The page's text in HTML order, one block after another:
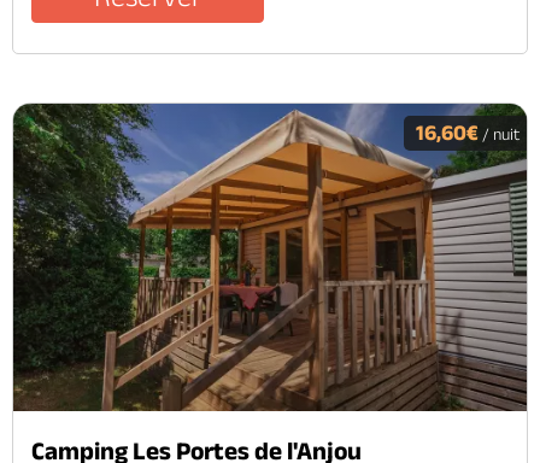
16,60€ / nuit
Camping Les Portes de l'Anjou